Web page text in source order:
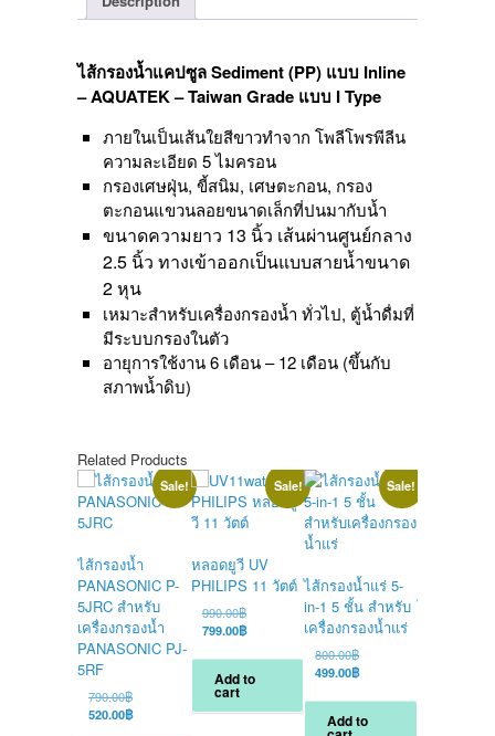
แบบ
Type
quantity
ไส้กรองน้ำแคปซูล Sediment (PP) แบบ Inline
– AQUATEK – Taiwan Grade แบบ I Type
ภายในเป็นเส้นใยสีขาวทำจาก โพลีโพรพีลีน
ความละเอียด 5 ไมครอน
กรองเศษฝุ่น, ขี้สนิม, เศษตะกอน, กรอง
ตะกอนแขวนลอยขนาดเล็กที่ปนมากับน้ำ
ขนาดความยาว 13 นิ้ว เส้นผ่านศูนย์กลาง
2.5 นิ้ว ทางเข้าออกเป็นแบบสายน้ำขนาด
2 หุน
เหมาะสำหรับเครื่องกรองน้ำ ทั่วไป, ตู้น้ำดื่มที่
มีระบบกรองในตัว
อายุการใช้งาน 6 เดือน – 12 เดือน (ขึ้นกับ
สภาพน้ำดิบ)
Related Products
Sale!
ไส้กรองน้ำ
PANASONIC P-
5JRC สำหรับ
เครื่องกรองน้ำ
PANASONIC PJ-
5RF
790.00฿
520.00฿
Sale!
หลอดยูวี UV
PHILIPS 11 วัตต์
990.00฿
990.00฿.
799.00฿
is:
799.00฿.
Add to
cart
Sale!
ไส้กรองน้ำแร่ 5-
in-1 5 ชั้น สำหรับ
เครื่องกรองน้ำแร่
800.00฿
800.00฿.
499.00฿
is:
499.00฿.
Add to
ไส้กรองน้ำ